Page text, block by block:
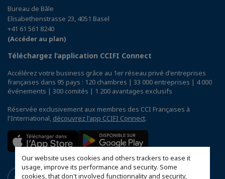
Our website uses cookies and others trackers to ease it
usage, improve its performance and security. Some
cookies, that don't involved functionnality and security,
Bureau de Bâle
Elisabethenstrasse 23, 4051 Basel
+41 61 561 8240
(Accéder au plan)
Téléchargez l’application CCIFI Connect
Accélérez votre business grâce au 1er réseau privé d'entreprises
françaises dans 95 pays : 120 chambres | 33 000 entreprises | 4 000
événements | 300 comités | 1 200 avantages exclusifs
Réservée exclusivement aux membres des CCI Françaises à
l'International, découvrez l'app CCIFI Connect.